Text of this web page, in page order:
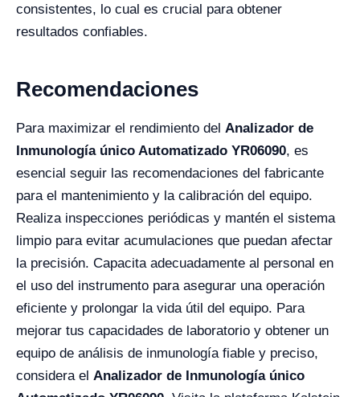
consistentes, lo cual es crucial para obtener
resultados confiables.
Recomendaciones
Para maximizar el rendimiento del Analizador de
Inmunología único Automatizado YR06090, es
esencial seguir las recomendaciones del fabricante
para el mantenimiento y la calibración del equipo.
Realiza inspecciones periódicas y mantén el sistema
limpio para evitar acumulaciones que puedan afectar
la precisión. Capacita adecuadamente al personal en
el uso del instrumento para asegurar una operación
eficiente y prolongar la vida útil del equipo. Para
mejorar tus capacidades de laboratorio y obtener un
equipo de análisis de inmunología fiable y preciso,
considera el Analizador de Inmunología único